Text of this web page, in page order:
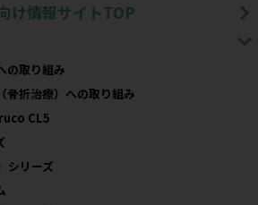
け情報サイトTOP
の取り組み
骨折治療）への取り組み
CL5
シリーズ